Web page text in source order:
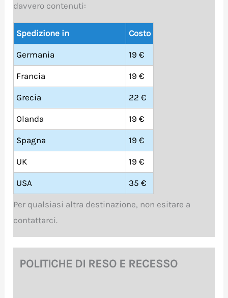
davvero contenuti:
Spedizione in Costo
Germania 19 €
Francia 19 €
Grecia 22 €
Olanda 19 €
Spagna 19 €
UK 19 €
USA 35 €
Per qualsiasi altra destinazione, non esitare a
contattarci.
POLITICHE DI RESO E RECESSO